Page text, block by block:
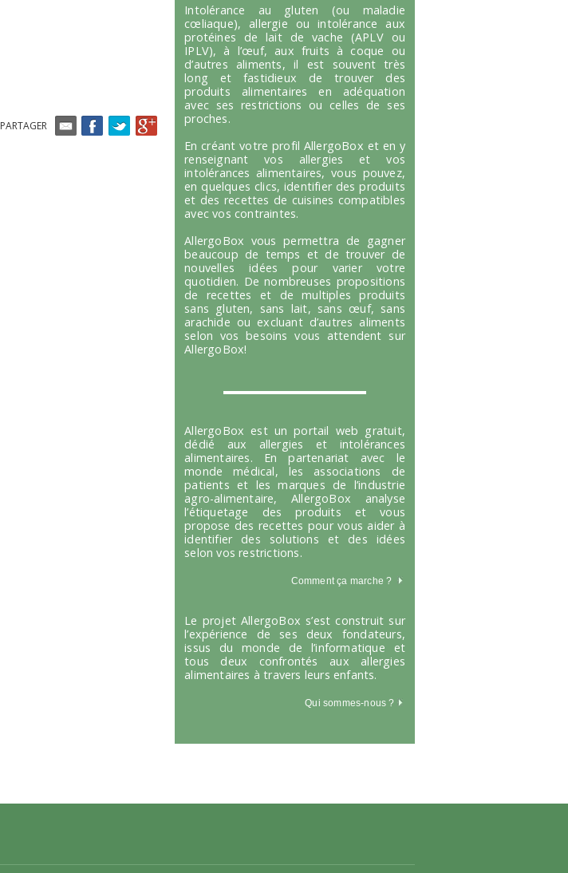
Intolérance au gluten (ou maladie
cœliaque), allergie ou intolérance aux
protéines de lait de vache (APLV ou
IPLV), à l’œuf, aux fruits à coque ou
d’autres aliments, il est souvent très
long et fastidieux de trouver des
produits alimentaires en adéquation
avec ses restrictions ou celles de ses
proches.
En créant votre profil AllergoBox et en y
renseignant vos allergies et vos
intolérances alimentaires, vous pouvez,
en quelques clics, identifier des produits
et des recettes de cuisines compatibles
avec vos contraintes.
AllergoBox vous permettra de gagner
beaucoup de temps et de trouver de
nouvelles idées pour varier votre
quotidien. De nombreuses propositions
de recettes et de multiples produits
sans gluten, sans lait, sans œuf, sans
arachide ou excluant d’autres aliments
selon vos besoins vous attendent sur
AllergoBox!
AllergoBox est un portail web gratuit,
dédié aux allergies et intolérances
alimentaires. En partenariat avec le
monde médical, les associations de
patients et les marques de l’industrie
agro-alimentaire, AllergoBox analyse
l’étiquetage des produits et vous
propose des recettes pour vous aider à
identifier des solutions et des idées
selon vos restrictions.
Comment ça marche ?
Le projet AllergoBox s’est construit sur
l’expérience de ses deux fondateurs,
issus du monde de l’informatique et
tous deux confrontés aux allergies
alimentaires à travers leurs enfants.
Qui sommes-nous ?
PARTAGER